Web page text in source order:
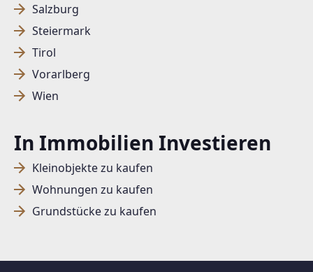
Salzburg
Steiermark
Tirol
Vorarlberg
Wien
In Immobilien Investieren
Kleinobjekte zu kaufen
Wohnungen zu kaufen
Grundstücke zu kaufen